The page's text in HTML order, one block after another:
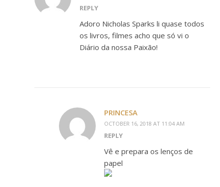
REPLY
Adoro Nicholas Sparks li quase todos
os livros, filmes acho que só vi o
Diário da nossa Paixão!
PRINCESA
OCTOBER 16, 2018 AT 11:04 AM
REPLY
Vê e prepara os lenços de
papel